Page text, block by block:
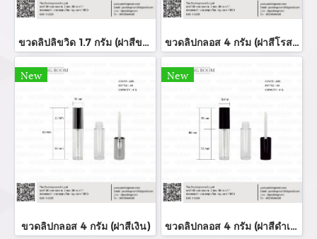
ขวดลิปลิขวิด 1.7 กรัม (ฝาสีขาว) ขวดลิปกลอส 4 กรัม (ฝาสีโรสโกล์ด)
New
ขวดลิปกลอส 4 กรัม (ฝาสีเงิน)
New
ขวดลิปกลอส 4 กรัม (ฝาสีดำเงา)